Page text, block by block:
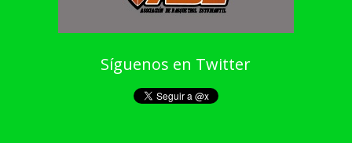
Síguenos en Twitter